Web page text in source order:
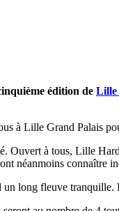
édition de Lille
à Lille Grand Palais
Ouvert à tous, Lille
néanmoins connaître
long fleuve